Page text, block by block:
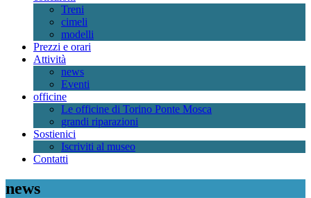
Treni
cimeli
modelli
Prezzi e orari
Attività
news
Eventi
officine
Le officine di Torino Ponte Mosca
grandi riparazioni
Sostienici
Iscriviti al museo
Contatti
news